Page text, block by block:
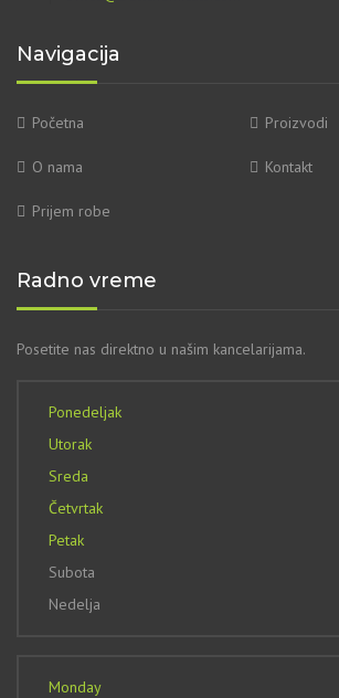
Navigacija
Početna Proizvodi
O nama Kontakt
Prijem robe
Radno vreme
Posetite nas direktno u našim kancelarijama.
Ponedeljak
Utorak
Sreda
Četvrtak
Petak
Subota
Nedelja
Monday